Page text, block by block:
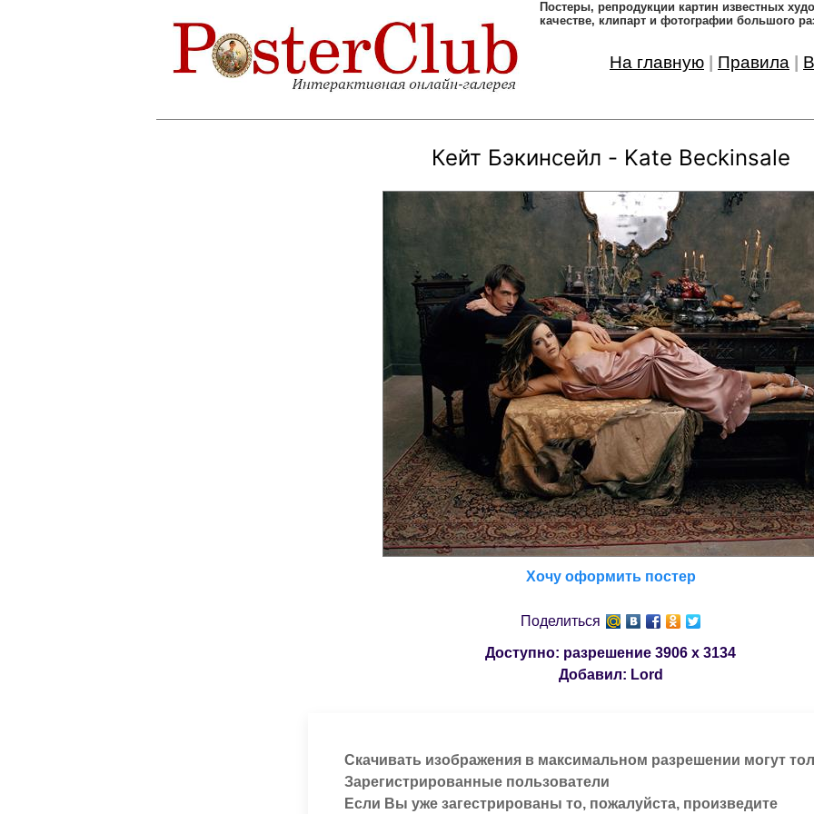
Постеры, pепродукции картин известных
качестве, клипарт и фотографии большого
На главную Правила
Кейт Бэкинсейл - Kate Beckinsale
Хочу оформить постер
Поделиться
Доступно: разрешение 3906 x 3134
Добавил: Lord
Скачивать изображения в максимальном разрешении могут
Зарегистрированные пользователи
Если Вы уже загестрированы то, пожалуйста, произведите